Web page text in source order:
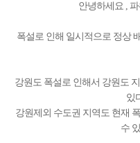
안녕하세요 ,
폭설로 인해 일시적으로 정상
강원도 폭설로 인해서 강원도
있
강원제외 수도권 지역도 현재
수